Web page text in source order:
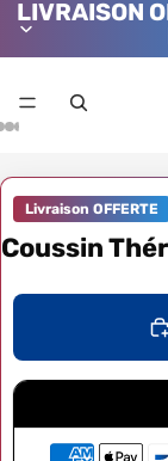
LIVRAISON
Livraison OFFERTE
Coussin